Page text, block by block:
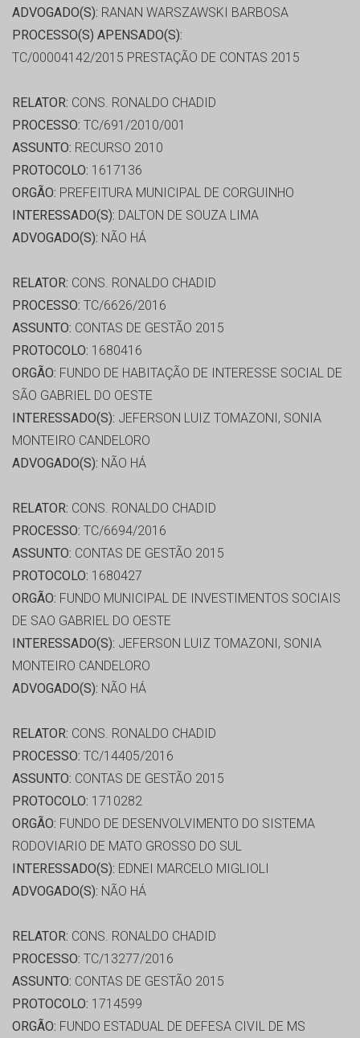
ADVOGADO(S): RANAN WARSZAWSKI BARBOSA
PROCESSO(S) APENSADO(S):
TC/00004142/2015 PRESTAÇÃO DE CONTAS 2015
RELATOR: CONS. RONALDO CHADID
PROCESSO: TC/691/2010/001
ASSUNTO: RECURSO 2010
PROTOCOLO: 1617136
ORGÃO: PREFEITURA MUNICIPAL DE CORGUINHO
INTERESSADO(S): DALTON DE SOUZA LIMA
ADVOGADO(S): NÃO HÁ
RELATOR: CONS. RONALDO CHADID
PROCESSO: TC/6626/2016
ASSUNTO: CONTAS DE GESTÃO 2015
PROTOCOLO: 1680416
ORGÃO: FUNDO DE HABITAÇÃO DE INTERESSE SOCIAL DE
SÃO GABRIEL DO OESTE
INTERESSADO(S): JEFERSON LUIZ TOMAZONI, SONIA
MONTEIRO CANDELORO
ADVOGADO(S): NÃO HÁ
RELATOR: CONS. RONALDO CHADID
PROCESSO: TC/6694/2016
ASSUNTO: CONTAS DE GESTÃO 2015
PROTOCOLO: 1680427
ORGÃO: FUNDO MUNICIPAL DE INVESTIMENTOS SOCIAIS
DE SAO GABRIEL DO OESTE
INTERESSADO(S): JEFERSON LUIZ TOMAZONI, SONIA
MONTEIRO CANDELORO
ADVOGADO(S): NÃO HÁ
RELATOR: CONS. RONALDO CHADID
PROCESSO: TC/14405/2016
ASSUNTO: CONTAS DE GESTÃO 2015
PROTOCOLO: 1710282
ORGÃO: FUNDO DE DESENVOLVIMENTO DO SISTEMA
RODOVIARIO DE MATO GROSSO DO SUL
INTERESSADO(S): EDNEI MARCELO MIGLIOLI
ADVOGADO(S): NÃO HÁ
RELATOR: CONS. RONALDO CHADID
PROCESSO: TC/13277/2016
ASSUNTO: CONTAS DE GESTÃO 2015
PROTOCOLO: 1714599
ORGÃO: FUNDO ESTADUAL DE DEFESA CIVIL DE MS